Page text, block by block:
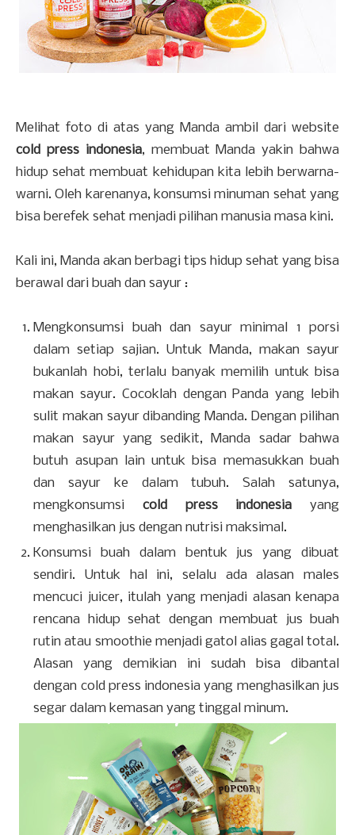
Melihat foto di atas yang Manda ambil dari website
cold press indonesia, membuat Manda yakin bahwa
hidup sehat membuat kehidupan kita lebih berwarna-
warni. Oleh karenanya, konsumsi minuman sehat yang
bisa berefek sehat menjadi pilihan manusia masa kini.
Kali ini, Manda akan berbagi tips hidup sehat yang bisa
berawal dari buah dan sayur :
Mengkonsumsi buah dan sayur minimal 1 porsi
dalam setiap sajian. Untuk Manda, makan sayur
bukanlah hobi, terlalu banyak memilih untuk bisa
makan sayur. Cocoklah dengan Panda yang lebih
sulit makan sayur dibanding Manda. Dengan pilihan
makan sayur yang sedikit, Manda sadar bahwa
butuh asupan lain untuk bisa memasukkan buah
dan sayur ke dalam tubuh. Salah satunya,
mengkonsumsicold press indonesia yang
menghasilkan jus dengan nutrisi maksimal.
Konsumsi buah dalam bentuk jus yang dibuat
sendiri. Untuk hal ini, selalu ada alasan males
mencuci juicer, itulah yang menjadi alasan kenapa
rencana hidup sehat dengan membuat jus buah
rutin atau smoothie menjadi gatol alias gagal total.
Alasan yang demikian ini sudah bisa dibantal
dengan cold press indonesia yang menghasilkan jus
segar dalam kemasan yang tinggal minum.